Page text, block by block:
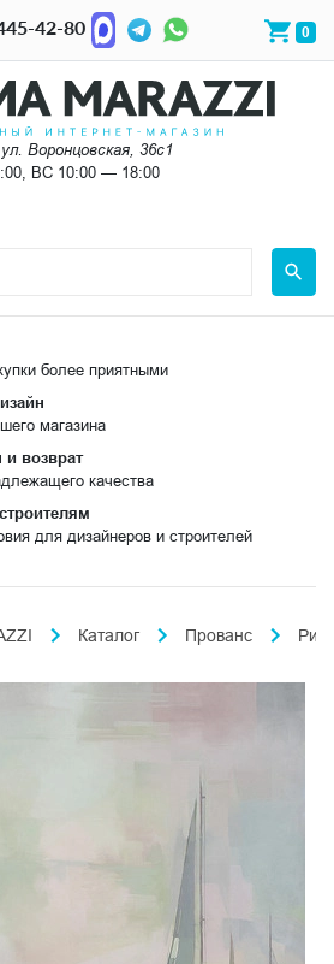
42-80 0
Воронцовская, 36с1
ВС 10:00 — 18:00
более приятными
магазина
и возврат
качества
для дизайнеров и строителей
Каталог Прованс